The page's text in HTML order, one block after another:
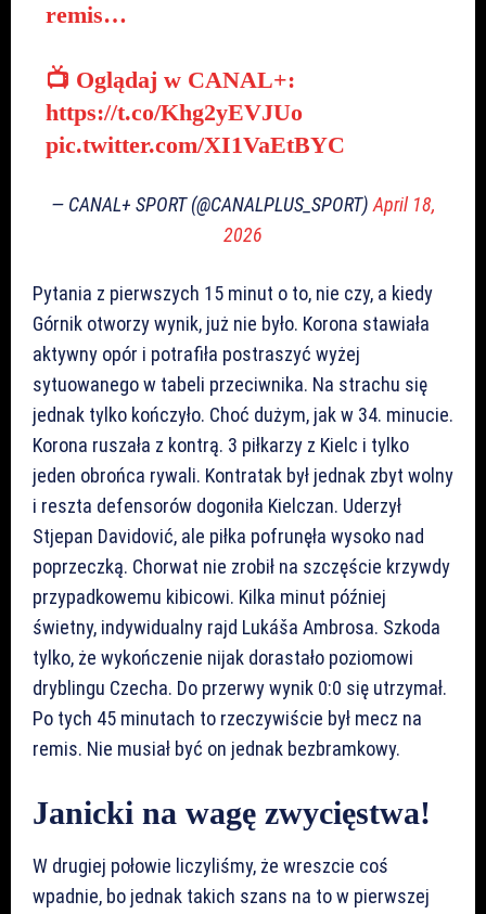
remis…
📺 Oglądaj w CANAL+:
https://t.co/Khg2yEVJUo
pic.twitter.com/XI1VaEtBYC
— CANAL+ SPORT (@CANALPLUS_SPORT) April 18,
2026
Pytania z pierwszych 15 minut o to, nie czy, a kiedy
Górnik otworzy wynik, już nie było. Korona stawiała
aktywny opór i potrafiła postraszyć wyżej
sytuowanego w tabeli przeciwnika. Na strachu się
jednak tylko kończyło. Choć dużym, jak w 34. minucie.
Korona ruszała z kontrą. 3 piłkarzy z Kielc i tylko
jeden obrońca rywali. Kontratak był jednak zbyt wolny
i reszta defensorów dogoniła Kielczan. Uderzył
Stjepan Davidović, ale piłka pofrunęła wysoko nad
poprzeczką. Chorwat nie zrobił na szczęście krzywdy
przypadkowemu kibicowi. Kilka minut później
świetny, indywidualny rajd Lukáša Ambrosa. Szkoda
tylko, że wykończenie nijak dorastało poziomowi
dryblingu Czecha. Do przerwy wynik 0:0 się utrzymał.
Po tych 45 minutach to rzeczywiście był mecz na
remis. Nie musiał być on jednak bezbramkowy.
Janicki na wagę zwycięstwa!
W drugiej połowie liczyliśmy, że wreszcie coś
wpadnie, bo jednak takich szans na to w pierwszej